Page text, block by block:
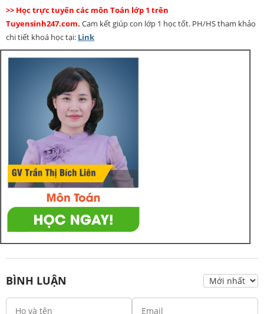
>> Học trực tuyến các môn Toán lớp 1 trên
Tuyensinh247.com. Cam kết giúp con lớp 1 học tốt. PH/HS tham khảo
chi tiết khoá học tại: Link
BÌNH LUẬN